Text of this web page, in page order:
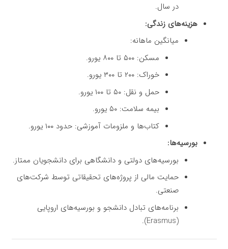
در سال.
هزینه‌های زندگی:
میانگین ماهانه:
مسکن: ۵۰۰ تا ۸۰۰ یورو.
خوراک: ۲۰۰ تا ۳۰۰ یورو.
حمل و نقل: ۵۰ تا ۱۰۰ یورو.
بیمه سلامت: ۵۰ یورو.
کتاب‌ها و ملزومات آموزشی: حدود ۱۰۰ یورو.
بورسیه‌ها:
بورسیه‌های دولتی و دانشگاهی برای دانشجویان ممتاز.
حمایت مالی از پروژه‌های تحقیقاتی توسط شرکت‌های
صنعتی.
برنامه‌های تبادل دانشجو و بورسیه‌های اروپایی
(Erasmus).